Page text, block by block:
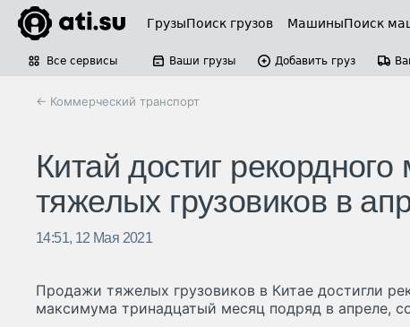
ГрузыПоиск грузов МашиныПоиск
Все сервисы Ваши грузы Добавить груз
← Коммерческий транспорт
Китай достиг
тяжелых грузовиков в
14:51, 12 Мая 2021
Продажи тяжелых грузовиков в Китае достигли
максимума тринадцатый месяц подряд в апреле,